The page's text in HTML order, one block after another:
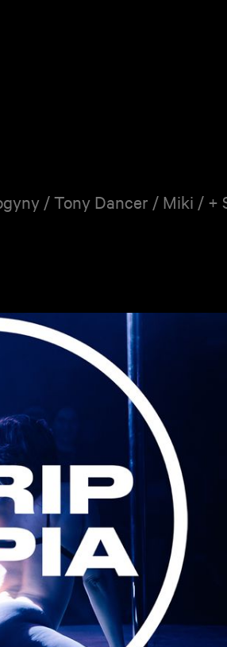
/ Tony Dancer / Miki / +